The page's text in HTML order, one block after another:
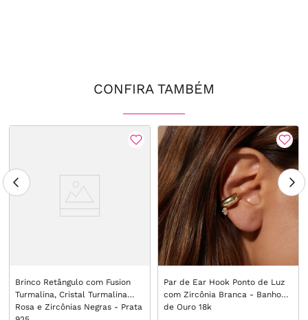
CONFIRA TAMBÉM
Brinco Retângulo com Fusion
Turmalina, Cristal Turmalina
Rosa e Zircônias Negras - Prata
Par de Ear Hook Ponto de Luz
com Zircônia Branca - Banho
de Ouro 18k